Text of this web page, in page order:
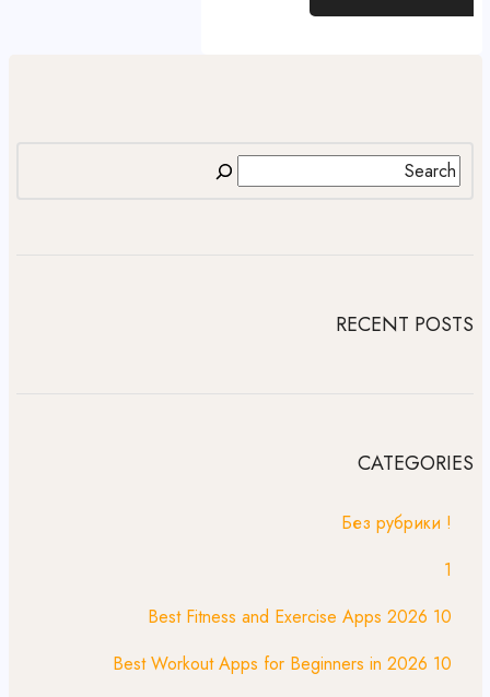
RECENT POSTS
CATEGORIES
! Без рубрики
1
10 Best Fitness and Exercise Apps 2026
10 Best Workout Apps for Beginners in 2026